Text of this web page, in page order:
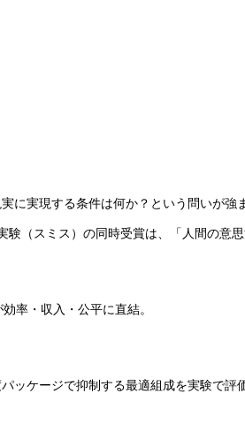
に実現する条件は何か？という問いが強
（スミス）の同時受賞は、「人間の意
率・収入・公平に直結。
ッケージで抑制する最適組成を実験で評価